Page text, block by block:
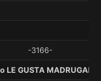
-3166-
LE GUSTA MADRUGAR,